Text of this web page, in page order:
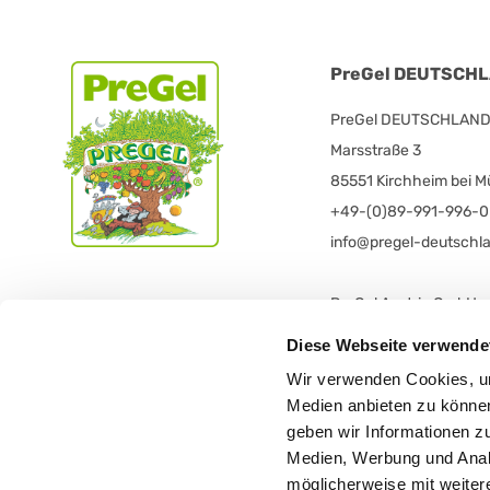
Diese Webseite
Wir verwenden Cookies,
Medien anbieten zu
geben wir Informationen
Medien, Werbung und
möglicherweise mit
PreGel
PreGel
Marsstraße 3
85551 Kirchheim bei
+49-(0)89-991-996-0
info@pregel-
PreGel Austria GmbH
+43 3854 6116